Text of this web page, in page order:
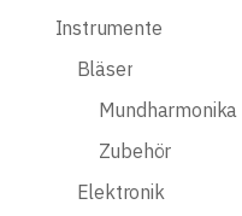
Instrumente
Bläser
Mundharmonika
Zubehör
Elektronik